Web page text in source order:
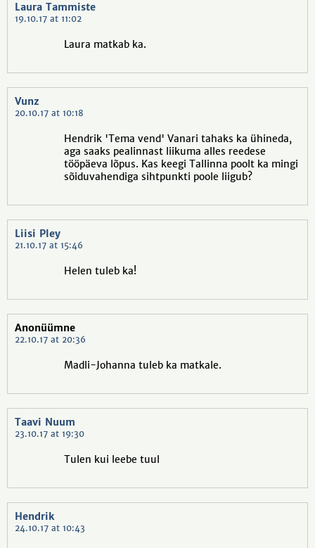
Laura Tammiste
19.10.17 at 11:02
Laura matkab ka.
Vunz
20.10.17 at 10:18
Hendrik 'Tema vend' Vanari tahaks ka ühineda,
aga saaks pealinnast liikuma alles reedese
tööpäeva lõpus. Kas keegi Tallinna poolt ka mingi
sõiduvahendiga sihtpunkti poole liigub?
Liisi Pley
21.10.17 at 15:46
Helen tuleb ka!
Anonüümne
22.10.17 at 20:36
Madli-Johanna tuleb ka matkale.
Taavi Nuum
23.10.17 at 19:30
Tulen kui leebe tuul
Hendrik
24.10.17 at 10:43